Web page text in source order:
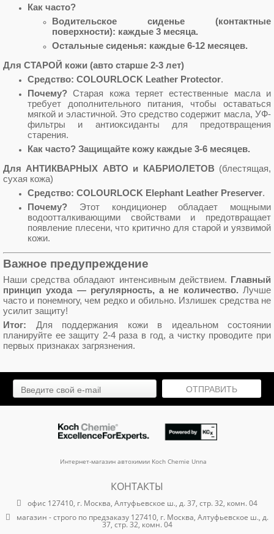
Как часто?
Водительское сиденье (контактные
поверхности): каждые 3 месяца.
Остальные сиденья: каждые 6-12 месяцев.
Для СТАРОЙ кожи (авто старше 2-3 лет)
Средство: COLOURLOCK Leather Protector.
Почему? Старая кожа теряет естественные масла и
требует дополнительного питания, чтобы оставаться
мягкой и эластичной. Это средство содержит масла, УФ-
фильтры и антиоксиданты для предотвращения
старения.
Как часто? Защищайте кожу каждые 3-6 месяцев.
Для АНТИКВАРНЫХ АВТО и КАБРИОЛЕТОВ (блестящая,
сухая кожа)
Средство: COLOURLOCK Elephant Leather Preserver.
Почему? Этот кондиционер обладает мощными
водоотталкивающими свойствами и предотвращает
появление плесени, что критично для старой и уязвимой
кожи.
Важное предупреждение
Наши средства обладают интенсивным действием. Главный
принцип ухода — регулярность, а не количество. Лучше
часто и понемногу, чем редко и обильно. Излишек средства не
усилит защиту!
Итог: Для поддержания кожи в идеальном состоянии
планируйте ее защиту 2-4 раза в год, а чистку проводите при
первых признаках загрязнения.
ОТПРАВИТЬ
Интернет-магазин автохимии Koch Chemie Unna
КОНТАКТЫ
офис 127410, г. Москва, Алтуфьевское ш., д. 37, стр. 32, комн. 04
магазин - строго по предзаказу 127410, г. Москва, Алтуфьевское ш., д.
37, стр. 32, комн. 04